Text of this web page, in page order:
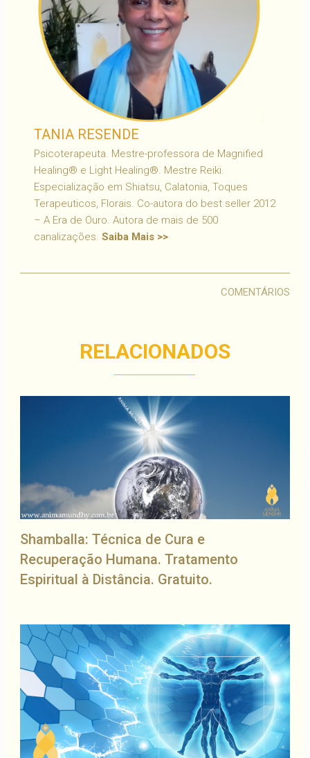
TANIA RESENDE
Psicoterapeuta. Mestre-professora de Magnified
Healing® e Light Healing®. Mestre Reiki.
Especialização em Shiatsu, Calatonia, Toques
Terapeuticos, Florais. Co-autora do best seller 2012
– A Era de Ouro. Autora de mais de 500
canalizações. Saiba Mais >>
COMENTÁRIOS
RELACIONADOS
Shamballa: Técnica de Cura e
Recuperação Humana. Tratamento
Espiritual à Distância. Gratuito.